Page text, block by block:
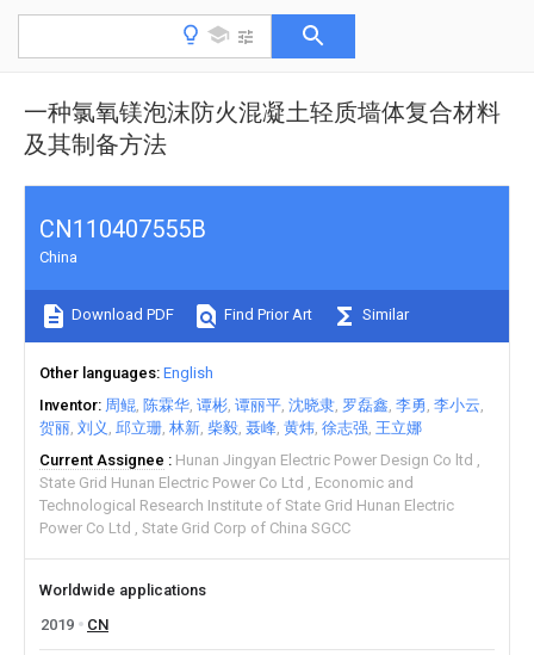
一种氯氧镁泡沫防火混凝土轻质墙体复合材料
及其制备方法
CN110407555B
China
Download PDF Find Prior Art Similar
Other languages English
Inventor 周鲲 陈霖华 谭彬 谭丽平 沈晓隶 罗磊鑫 李勇 李小云
贺丽 刘义 邱立珊 林新 柴毅 聂峰 黄炜 徐志强 王立娜
Current Assignee
Hunan Jingyan Electric Power Design Co ltd
State Grid Hunan Electric Power Co Ltd
Economic and
Technological Research Institute of State Grid Hunan Electric
Power Co Ltd
State Grid Corp of China SGCC
Worldwide applications
2019
CN